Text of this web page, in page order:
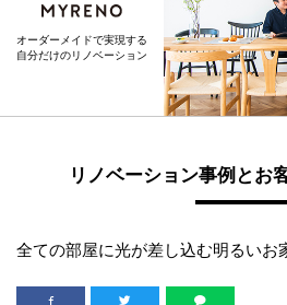
オーダーメイドで実現する
自分だけのリノベーション
リノベーション事例とお
全ての部屋に光が差し込む明るいお